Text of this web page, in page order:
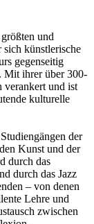
und
sich künstlerische
gegenseitig
Mit ihrer über 300-
verankert und ist
kulturelle
der
Kunst und der
durch das
durch das Jazz
– von denen
Lehre und
zwischen